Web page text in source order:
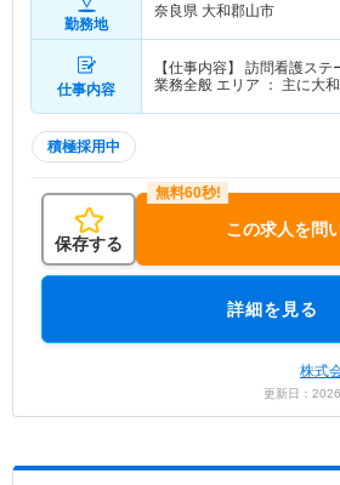
勤務地
奈良県 大和郡山市
仕事内容
【仕事内容】 訪問看護ス
業務全般 エリア ： 主に大
積極採用中
保存する
この求人を問
詳細を見る
株式
更新日：